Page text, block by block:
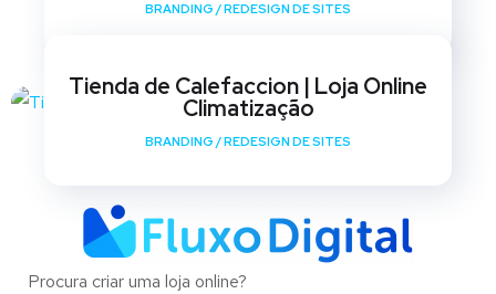
BRANDING /REDESIGN DE SITES
Tienda de Calefaccion | Loja Online
Climatização
BRANDING /REDESIGN DE SITES
Procura criar uma loja online?